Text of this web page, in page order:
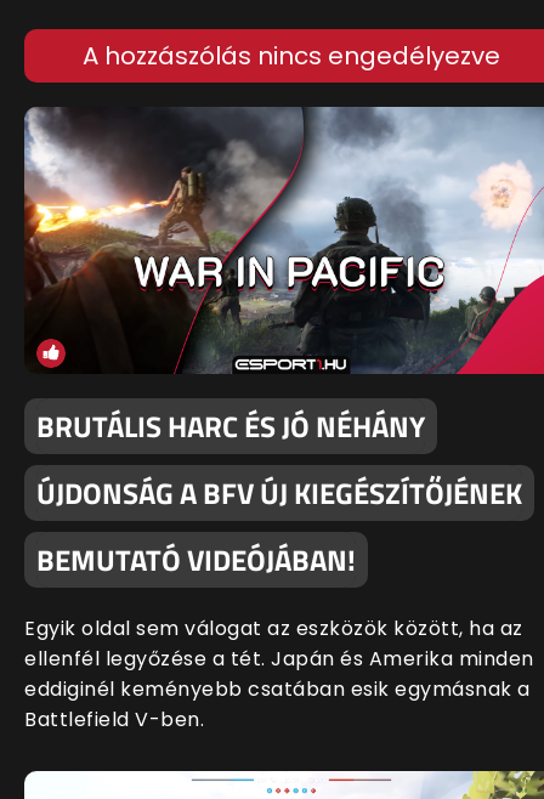
A hozzászólás nincs engedélyezve
BRUTÁLIS HARC ÉS JÓ NÉHÁNY
ÚJDONSÁG A BFV ÚJ KIEGÉSZÍTŐJÉNEK
BEMUTATÓ VIDEÓJÁBAN!
Egyik oldal sem válogat az eszközök között, ha az
ellenfél legyőzése a tét. Japán és Amerika minden
eddiginél keményebb csatában esik egymásnak a
Battlefield V-ben.